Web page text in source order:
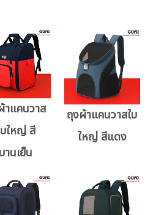
าแคนวาส
ใหญ่ สี
บานเย็น
ถุงผ้าแคนวาสใบ
ใหญ่ สีแดง